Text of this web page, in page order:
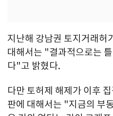
지난해 강남권 토지거래허
대해서는 "결과적으로는
다"고 밝혔다.
다만 토허제 해제가 이후
판에 대해서는 "지금의 부